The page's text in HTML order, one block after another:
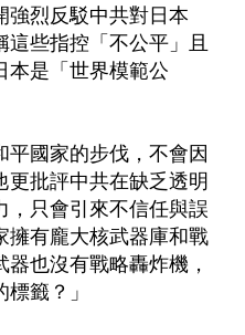
強烈反駁中共對日本
這些指控「不公平」且
本是「世界模範公
國家的步伐，不會因
批評中共在缺乏透明
，只會引來不信任與誤
擁有龐大核武器庫和戰
也沒有戰略轟炸機，
籤？」